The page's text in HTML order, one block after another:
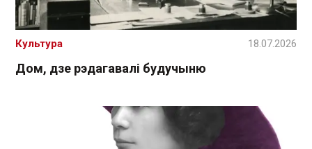
Дом, дзе рэдагавалі будучыню
Культура 18.07.2026